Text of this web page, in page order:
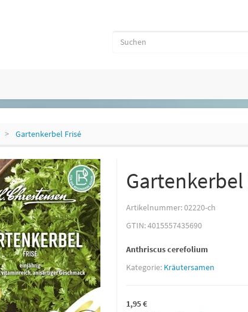
Gartenkerbel Frisé
Gartenkerbel
Artikelnummer:02220-ch
GTIN:4015557435690
Anthriscus cerefolium
Kategorie: Kräutersamen
1,95 €